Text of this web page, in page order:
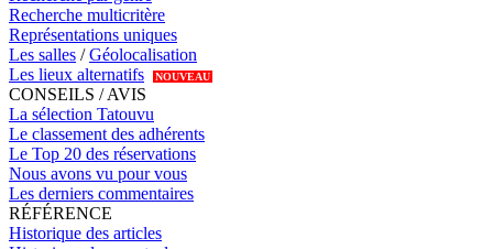
Recherche multicritère
Représentations uniques
Les salles /Géolocalisation
Les lieux alternatifs
NOUVEAU
CONSEILS / AVIS
La sélection Tatouvu
Le classement des adhérents
Le Top 20 des réservations
Nous avons vu pour vous
Les derniers commentaires
RÉFÉRENCE
Historique des articles